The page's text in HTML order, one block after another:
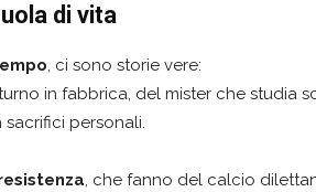
di vita
, ci sono storie vere:
in fabbrica, del mister che studia
personali.
, che fanno del calcio